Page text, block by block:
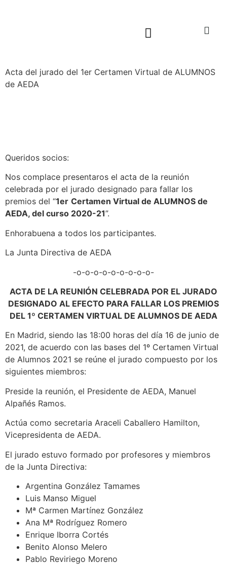
Acta del jurado del 1er Certamen Virtual de ALUMNOS
de AEDA
Queridos socios:
Nos complace presentaros el acta de la reunión
celebrada por el jurado designado para fallar los
premios del “1er Certamen Virtual de ALUMNOS de
AEDA, del curso 2020-21”.
Enhorabuena a todos los participantes.
La Junta Directiva de AEDA
-o-o-o-o-o-o-o-o-o-
ACTA DE LA REUNIÓN CELEBRADA POR EL JURADO
DESIGNADO AL EFECTO PARA FALLAR LOS PREMIOS
DEL 1º CERTAMEN VIRTUAL DE ALUMNOS DE AEDA
En Madrid, siendo las 18:00 horas del día 16 de junio de
2021, de acuerdo con las bases del 1º Certamen Virtual
de Alumnos 2021 se reúne el jurado compuesto por los
siguientes miembros:
Preside la reunión, el Presidente de AEDA, Manuel
Alpañés Ramos.
Actúa como secretaria Araceli Caballero Hamilton,
Vicepresidenta de AEDA.
El jurado estuvo formado por profesores y miembros
de la Junta Directiva:
Argentina González Tamames
Luis Manso Miguel
Mª Carmen Martínez González
Ana Mª Rodríguez Romero
Enrique Iborra Cortés
Benito Alonso Melero
Pablo Reviriego Moreno